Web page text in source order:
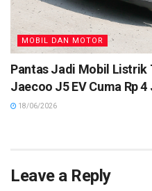
MOBIL DAN MOTOR
Pantas Jadi Mobil Listrik
Jaecoo J5 EV Cuma Rp
18/06/2026
Leave a Reply